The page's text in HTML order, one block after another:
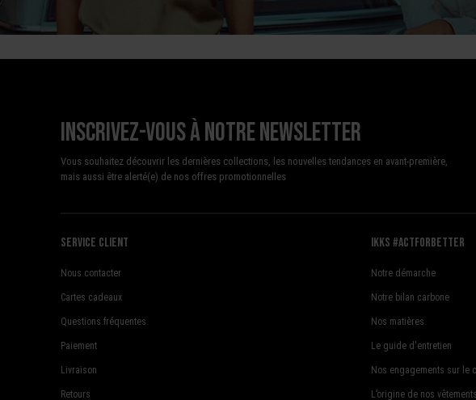
Inscrivez-vous à notre newsletter
Vous souhaitez découvrir les dernières collections, les nouvelles tendances en avant-première,
mais aussi être alerté(e) de nos offres promotionnelles
Service client
Nous contacter
Cartes cadeaux
Questions fréquentes
Paiement
Livraison
Retours
Ikks #actforbetter
Notre démarche
Notre bilan carbone
Nos matières
Le guide d'entretien
Nos engagements sur le
L’origine de nos vêtements